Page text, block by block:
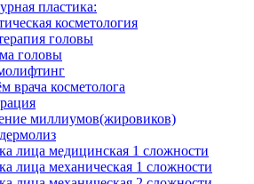
пластика:
косметология
головы
головы
врача косметолога
миллиумов(жировиков)
лица медицинская 1 сложности
лица механическая 1 сложности